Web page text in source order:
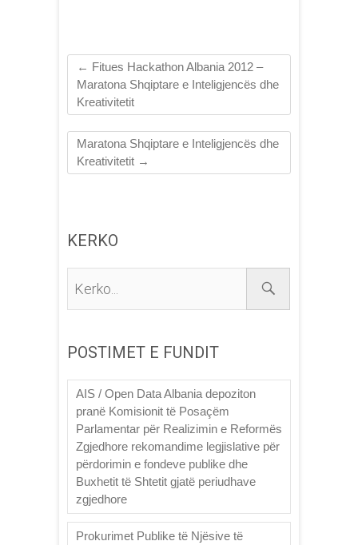
← Fitues Hackathon Albania 2012 –
Maratona Shqiptare e Inteligjencës dhe
Kreativitetit
Maratona Shqiptare e Inteligjencës dhe
Kreativitetit →
KERKO
POSTIMET E FUNDIT
AIS / Open Data Albania depoziton
pranë Komisionit të Posaçëm
Parlamentar për Realizimin e Reformës
Zgjedhore rekomandime legjislative për
përdorimin e fondeve publike dhe
Buxhetit të Shtetit gjatë periudhave
zgjedhore
Prokurimet Publike të Njësive të